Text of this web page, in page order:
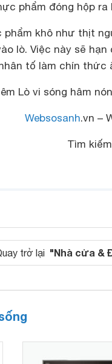
phẩm đóng hộp ra
phẩm khô như thịt
lò. Việc này sẽ
tố làm chín thức
Lò vi sóng hâm
Websosanh.vn –
Tìm
trở lại "Nhà cửa &